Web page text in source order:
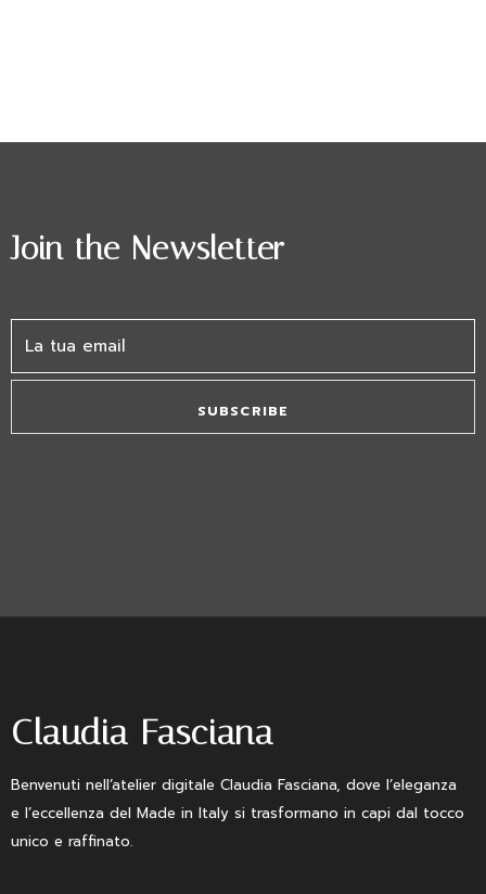
Join the Newsletter
SUBSCRIBE
Claudia Fasciana
Benvenuti nell’atelier digitale Claudia Fasciana, dove l’eleganza
e l’eccellenza del Made in Italy si trasformano in capi dal tocco
unico e raffinato.